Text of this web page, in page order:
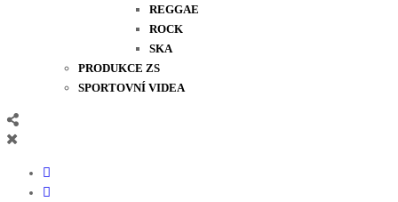
REGGAE
ROCK
SKA
PRODUKCE ZS
SPORTOVNÍ VIDEA